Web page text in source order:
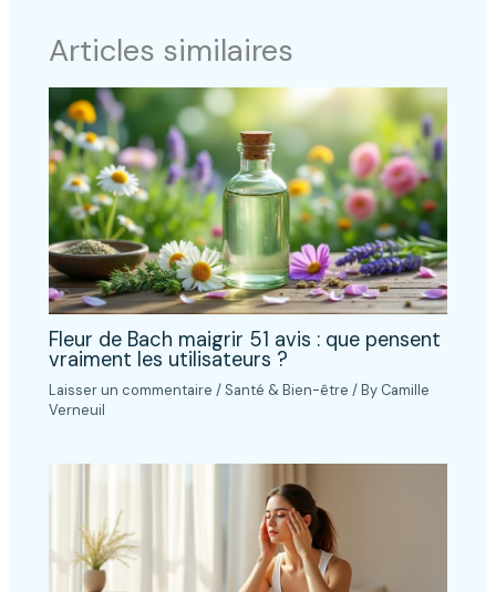
Articles similaires
Fleur de Bach maigrir 51 avis : que pensent
vraiment les utilisateurs ?
Laisser un commentaire / Santé & Bien-être / By Camille
Verneuil